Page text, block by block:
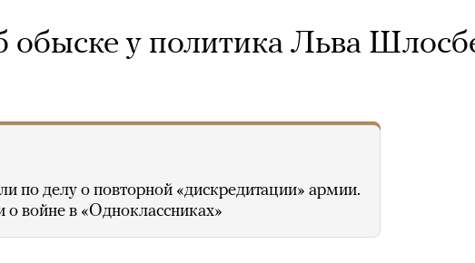
обыске у политика Льва
по делу о повторной «дискредитации» армии.
войне в «Одноклассниках»